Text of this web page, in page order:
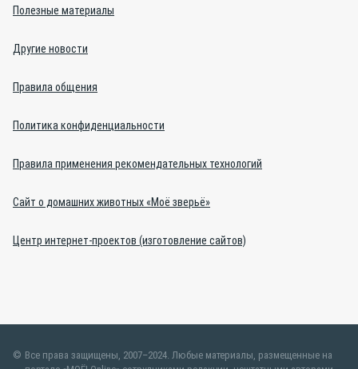
Полезные материалы
Другие новости
Правила общения
Политика конфиденциальности
Правила применения рекомендательных технологий
Сайт о домашних животных «Моё зверьё»
Центр интернет-проектов (изготовление сайтов)
Все права защищены, 2007–2024. Любые материалы, размещенные на